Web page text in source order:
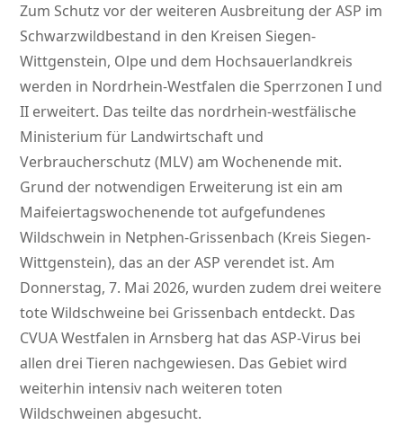
Zum Schutz vor der weiteren Ausbreitung der ASP im
Schwarzwildbestand in den Kreisen Siegen-
Wittgenstein, Olpe und dem Hochsauerlandkreis
werden in Nordrhein-Westfalen die Sperrzonen I und
II erweitert. Das teilte das nordrhein-westfälische
Ministerium für Landwirtschaft und
Verbraucherschutz (MLV) am Wochenende mit.
Grund der notwendigen Erweiterung ist ein am
Maifeiertagswochenende tot aufgefundenes
Wildschwein in Netphen-Grissenbach (Kreis Siegen-
Wittgenstein), das an der ASP verendet ist. Am
Donnerstag, 7. Mai 2026, wurden zudem drei weitere
tote Wildschweine bei Grissenbach entdeckt. Das
CVUA Westfalen in Arnsberg hat das ASP-Virus bei
allen drei Tieren nachgewiesen. Das Gebiet wird
weiterhin intensiv nach weiteren toten
Wildschweinen abgesucht.